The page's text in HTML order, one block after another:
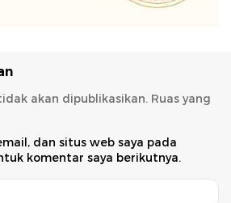
akan dipublikasikan. Ruas yang
dan situs web saya pada
komentar saya berikutnya.